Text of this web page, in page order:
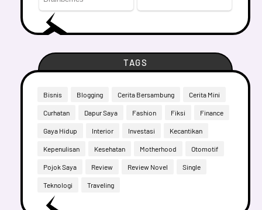
TAGS
Bisnis Blogging Cerita Bersambung Cerita Mini
Curhatan Dapur Saya Fashion Fiksi Finance
Gaya Hidup Interior Investasi Kecantikan
Kepenulisan Kesehatan Motherhood Otomotif
Pojok Saya Review Review Novel Single
Teknologi Traveling